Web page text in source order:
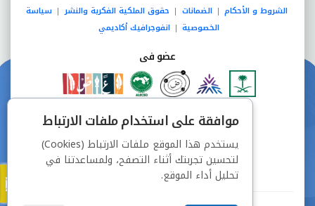
الشروط و الأحكام | الضمانات | حقوق الملكية الفكرية والنشر | سياسة
الخصوصية | انفوجرافيك أكاديمي
عضو فى
دفع آمن من خلال
موافقة على استخدام ملفات الارتباط
يستخدم هذا الموقع ملفات الارتباط (Cookies)
لتحسين تجربتك أثناء التصفح، ولمساعدتنا في
تحليل أداء الموقع.